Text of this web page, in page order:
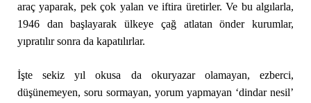
araç yaparak, pek çok yalan ve iftira üretirler. Ve bu algılarla,
1946 dan başlayarak ülkeye çağ atlatan önder kurumlar,
yıpratılır sonra da kapatılırlar.
İşte sekiz yıl okusa da okuryazar olamayan, ezberci,
düşünemeyen, soru sormayan, yorum yapmayan ‘dindar nesil’